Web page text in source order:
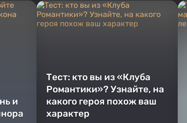
и
Тест: кто вы из «Клуба
Романтики»? Узнайте, на
какого героя похож ваш
характер